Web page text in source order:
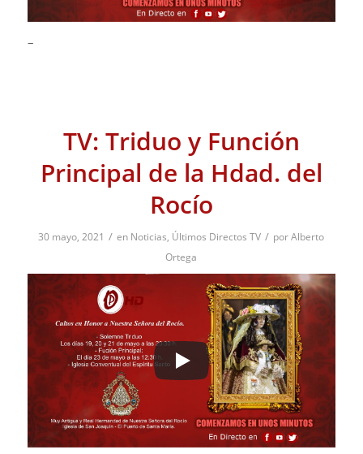
–
TV: Triduo y Función
Principal de la Hdad. del
Rocío
30 mayo, 2021 / en Noticias, Últimos Directos TV / porAlberto
Ortega